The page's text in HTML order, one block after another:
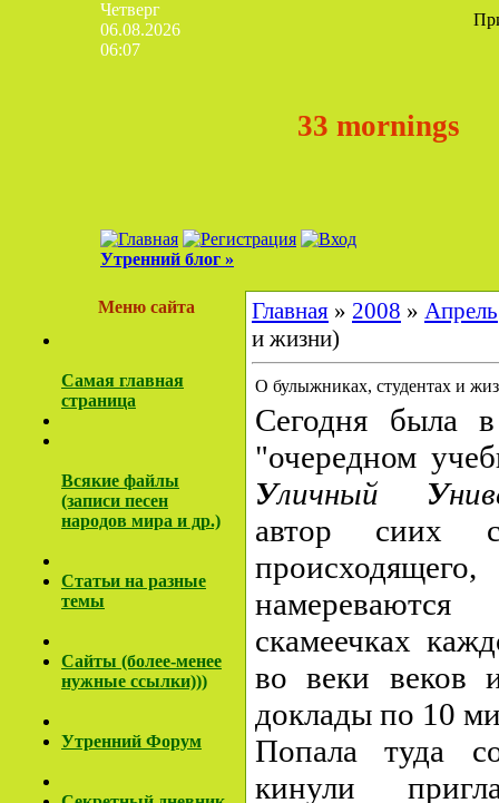
Четверг
06.08.2026
06:07
33 mornings
Утренний блог »
Меню сайта
Самая главная
страница
Всякие файлы
(записи песен
народов мира и др.)
Cтатьи на разные
темы
Сайты (более-менее
нужные ссылки)))
Утренний Форум
Главная » 2008 » Апрель
и жизни)
О булыжниках, студентах и
Сегодня была
"очередном
Уличный У
автор сиих
скамеечках
во веки веков
доклады по 10
Попала туда
кинули